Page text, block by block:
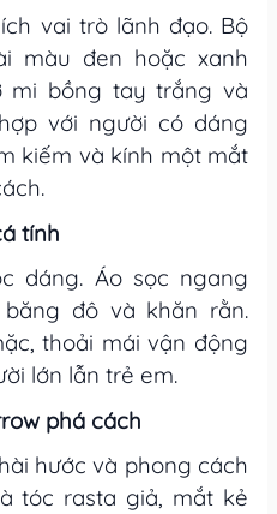
vai trò lãnh đạo. Bộ
màu đen hoặc xanh
mi bồng tay trắng và
với người có dáng
kiếm và kính một mắt
tính
dáng. Áo sọc ngang
đô và khăn rằn.
thoải mái vận động
lớn lẫn trẻ em.
phá cách
hước và phong cách
tóc rasta giả, mắt kẻ